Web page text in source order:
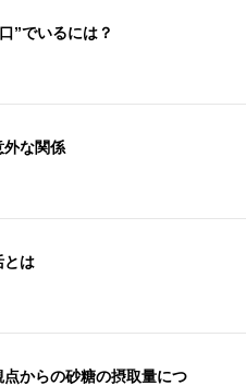
”でいるには？
外な関係
とは
からの砂糖の摂取量につ